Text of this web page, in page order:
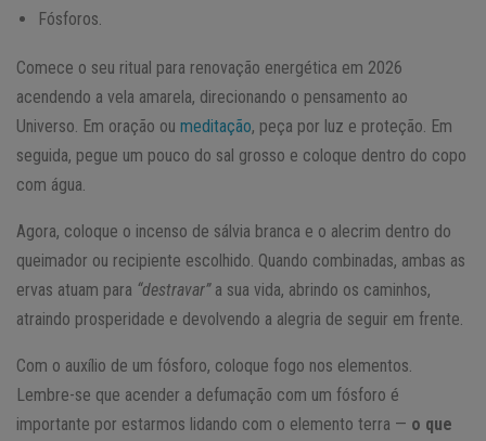
Fósforos.
Comece o seu ritual para renovação energética em 2026
acendendo a vela amarela, direcionando o pensamento ao
Universo. Em oração ou meditação, peça por luz e proteção. Em
seguida, pegue um pouco do sal grosso e coloque dentro do copo
com água.
Agora, coloque o incenso de sálvia branca e o alecrim dentro do
queimador ou recipiente escolhido. Quando combinadas, ambas as
ervas atuam para “destravar”a sua vida, abrindo os caminhos,
atraindo prosperidade e devolvendo a alegria de seguir em frente.
Com o auxílio de um fósforo, coloque fogo nos elementos.
Lembre-se que acender a defumação com um fósforo é
importante por estarmos lidando com o elemento terra — o que